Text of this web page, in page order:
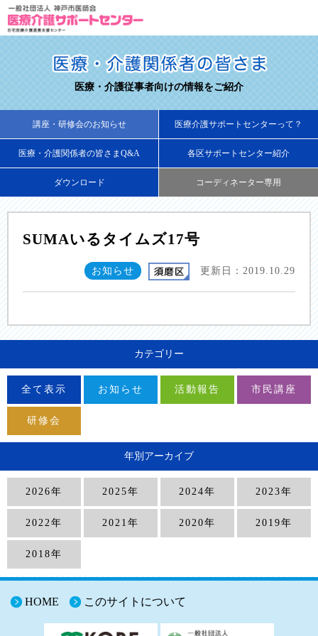
医療・介護従事者向けの情報をご紹介
講座・研修会のお知らせ 医療介護サポートセンターって？
医療・介護関係者の皆さまQ&A 各区サポートセンター紹介
ダウンロード コーディネーター専用
SUMAいるタイムズ17号
お知らせ 更新日：2019.10.29
カテゴリー
全て表示 お知らせ 活動報告 市民講座
研修会
年別アーカイブ
2026年 2025年 2024年 2023年
2022年 2021年 2020年 2019年
2018年
HOME このサイトについて